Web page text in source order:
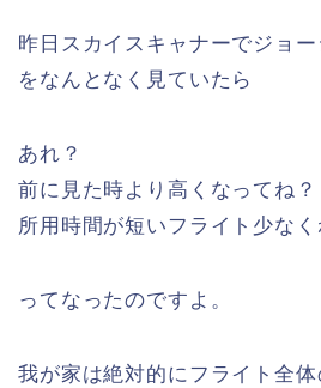
昨日スカイスキャナーでジョ
をなんとなく見ていたら
あれ？
前に見た時より高くなってね？
所用時間が短いフライト少なく
ってなったのですよ。
我が家は絶対的にフライト全